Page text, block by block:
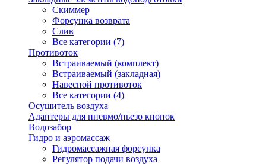
Скиммер
Форсунка возврата
Слив
Все категории (7)
Противоток
Встраиваемый (комплект)
Встраиваемый (закладная)
Навесной противоток
Все категории (4)
Осушитель воздуха
Адаптеры для пневмо/пьезо кнопок
Водозабор
Гидро и аэромассаж
Гидромассажная форсунка
Регулятор подачи воздуха